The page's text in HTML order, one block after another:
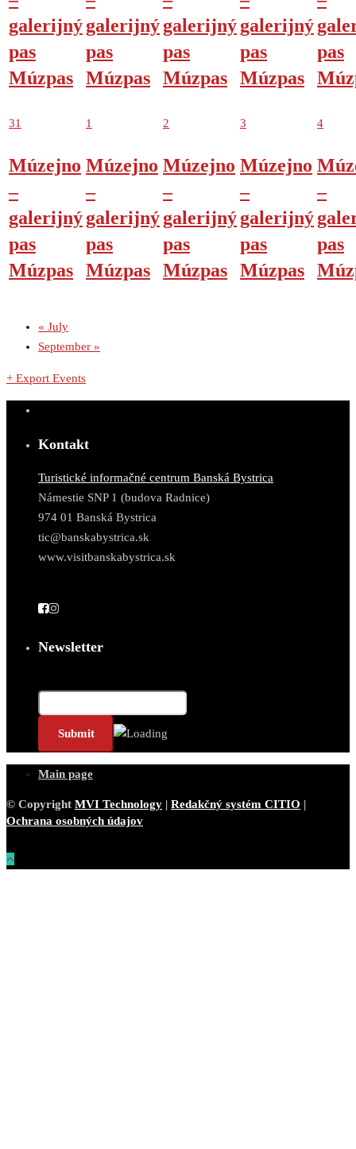
galerijný
pas
Múzpas
galerijný
pas
Múzpas
galerijný
pas
Múzpas
galerijný
pas
Múzpas
pas
31
Múzejno
–
galerijný
pas
Múzpas
1
Múzejno
–
galerijný
pas
Múzpas
2
Múzejno
–
galerijný
pas
Múzpas
3
Múzejno
–
galerijný
pas
Múzpas
4
–
pas
« July
September »
+ Export Events
Kontakt
Turistické informačné centrum Banská Bystrica
Námestie SNP 1 (budova Radnice)
974 01 Banská Bystrica
tic@banskabystrica.sk
www.visitbanskabystrica.sk
Newsletter
Main page
© Copyright MVI Technology | Redakčný systém CITIO |
Ochrana osobných údajov